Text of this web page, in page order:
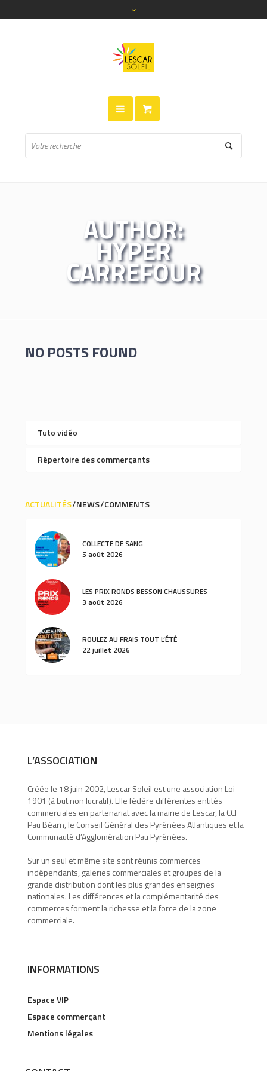
AUTHOR:
HYPER
CARREFOUR
NO POSTS FOUND
Tuto vidéo
Répertoire des commerçants
ACTUALITÉS NEWS COMMENTS
COLLECTE DE SANG
5 août 2026
LES PRIX RONDS BESSON CHAUSSURES
3 août 2026
ROULEZ AU FRAIS TOUT L’ÉTÉ
22 juillet 2026
L’ASSOCIATION
Créée le 18 juin 2002, Lescar Soleil est une association Loi
1901 (à but non lucratif). Elle fédère différentes entités
commerciales en partenariat avec la mairie de Lescar, la CCI
Pau Béarn, le Conseil Général des Pyrénées Atlantiques et la
Communauté d’Agglomération Pau Pyrénées.
Sur un seul et même site sont réunis commerces
indépendants, galeries commerciales et groupes de la
grande distribution dont les plus grandes enseignes
nationales. Les différences et la complémentarité des
commerces forment la richesse et la force de la zone
commerciale.
INFORMATIONS
Espace VIP
Espace commerçant
Mentions légales